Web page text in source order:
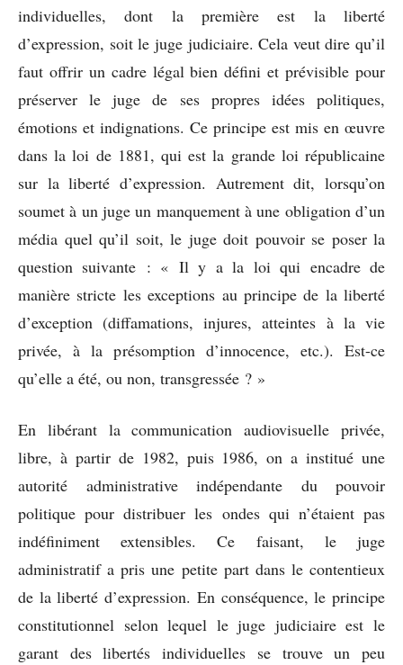
individuelles, dont la première est la liberté
d’expression, soit le juge judiciaire. Cela veut dire qu’il
faut offrir un cadre légal bien défini et prévisible pour
préserver le juge de ses propres idées politiques,
émotions et indignations. Ce principe est mis en œuvre
dans la loi de 1881, qui est la grande loi républicaine
sur la liberté d’expression. Autrement dit, lorsqu’on
soumet à un juge un manquement à une obligation d’un
média quel qu’il soit, le juge doit pouvoir se poser la
question suivante : « Il y a la loi qui encadre de
manière stricte les exceptions au principe de la liberté
d’exception (diffamations, injures, atteintes à la vie
privée, à la présomption d’innocence, etc.). Est-ce
qu’elle a été, ou non, transgressée ? »
En libérant la communication audiovisuelle privée,
libre, à partir de 1982, puis 1986, on a institué une
autorité administrative indépendante du pouvoir
politique pour distribuer les ondes qui n’étaient pas
indéfiniment extensibles. Ce faisant, le juge
administratif a pris une petite part dans le contentieux
de la liberté d’expression. En conséquence, le principe
constitutionnel selon lequel le juge judiciaire est le
garant des libertés individuelles se trouve un peu